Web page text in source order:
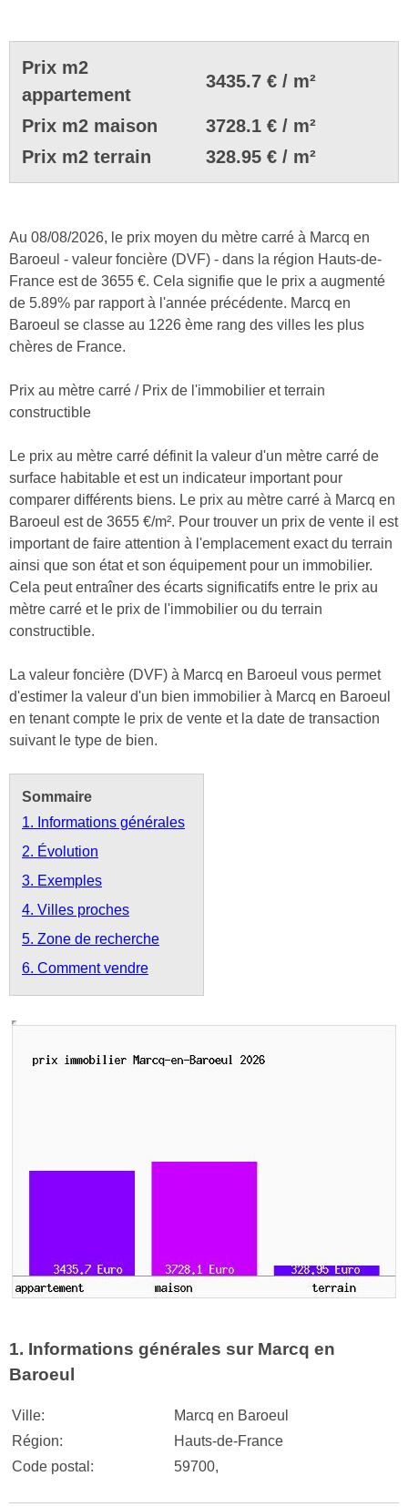
Prix m2
appartement
3435.7 € / m²
Prix m2 maison
3728.1 € / m²
Prix m2 terrain
328.95 € / m²
Au 08/08/2026, le prix moyen du mètre carré à Marcq en
Baroeul - valeur foncière (DVF) - dans la région Hauts-de-
France est de 3655 €. Cela signifie que le prix a augmenté
de 5.89% par rapport à l'année précédente. Marcq en
Baroeul se classe au 1226 ème rang des villes les plus
chères de France.
Prix au mètre carré / Prix de l'immobilier et terrain
constructible
Le prix au mètre carré définit la valeur d'un mètre carré de
surface habitable et est un indicateur important pour
comparer différents biens. Le prix au mètre carré à Marcq en
Baroeul est de 3655 €/m². Pour trouver un prix de vente il est
important de faire attention à l'emplacement exact du terrain
ainsi que son état et son équipement pour un immobilier.
Cela peut entraîner des écarts significatifs entre le prix au
mètre carré et le prix de l'immobilier ou du terrain
constructible.
La valeur foncière (DVF) à Marcq en Baroeul vous permet
d'estimer la valeur d'un bien immobilier à Marcq en Baroeul
en tenant compte le prix de vente et la date de transaction
suivant le type de bien.
Sommaire
1. Informations générales
2. Évolution
3. Exemples
4. Villes proches
5. Zone de recherche
6. Comment vendre
1. Informations générales sur Marcq en
Baroeul
Ville:
Marcq en Baroeul
Région:
Hauts-de-France
Code postal:
59700,